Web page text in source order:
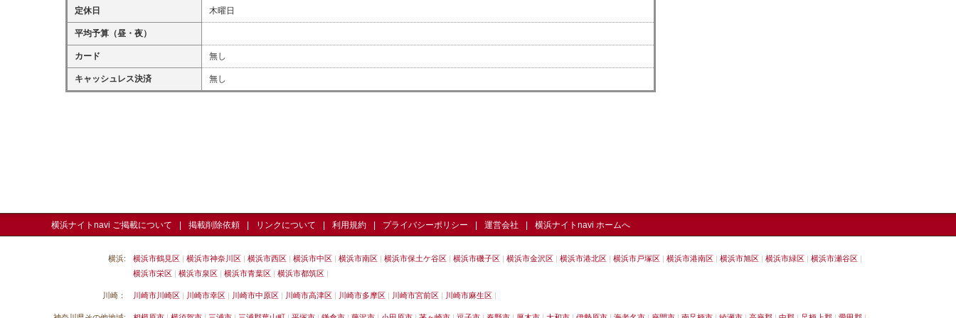
定休日 木曜日
平均予算（昼・夜）
カード 無し
キャッシュレス決済 無し
横浜ナイトnavi ご掲載について 掲載削除依頼 リンクについて 利用規約 プライバシーポリシー 運営会社 横浜ナイトnavi ホームへ
横浜: 横浜市鶴見区 横浜市神奈川区 横浜市西区 横浜市中区 横浜市南区 横浜市保土ケ谷区 横浜市磯子区 横浜市金沢区 横浜市港北区 横浜市戸塚区 横浜市港南区 横浜市旭区 横浜市緑区
横浜市瀬谷区
横浜市栄区
横浜市泉区 横浜市青葉区 横浜市都筑区
川崎： 川崎市川崎区 川崎市幸区 川崎市中原区 川崎市高津区 川崎市多摩区 川崎市宮前区 川崎市麻生区